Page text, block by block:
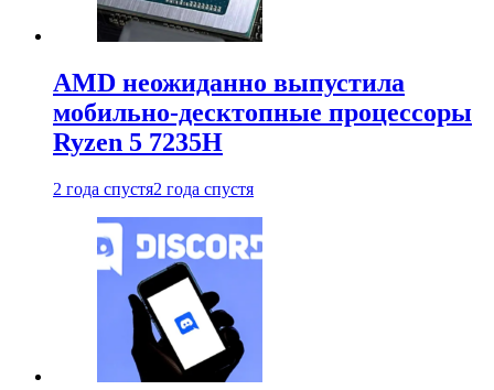
AMD неожиданно выпустила
мобильно-десктопные процессоры
Ryzen 5 7235H
2 года спустя2 года спустя